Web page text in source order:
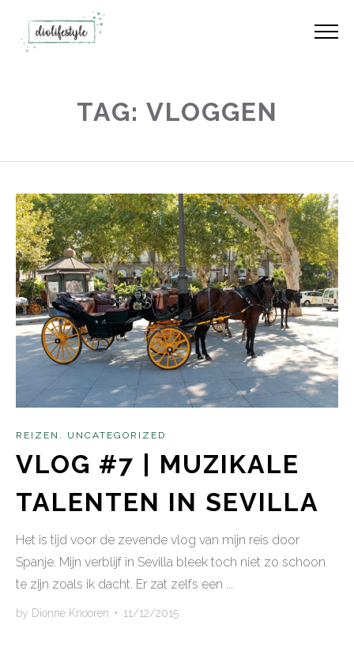
TAG: VLOGGEN
REIZEN , UNCATEGORIZED
VLOG #7 | MUZIKALE
TALENTEN IN SEVILLA
Het is tijd voor de zevende vlog van mijn reis door
Spanje. Mijn verblijf in Sevilla bleek toch niet zo schoon
te zijn zoals ik dacht. Er zat zelfs een ...
by Dionne Knooren • 11/12/2015